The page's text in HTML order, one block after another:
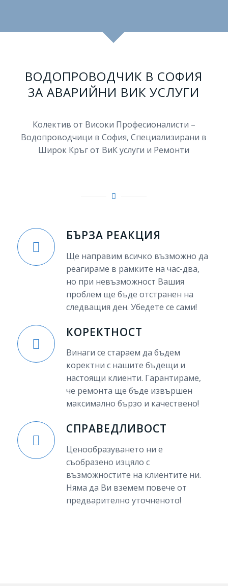
ВОДОПРОВОДЧИК В СОФИЯ
ЗА АВАРИЙНИ ВИК УСЛУГИ
Колектив от Високи Професионалисти –
Водопроводчици в София, Специализирани в
Широк Кръг от ВиК услуги и Ремонти
БЪРЗА РЕАКЦИЯ
Ще направим всичко възможно да
реагираме в рамките на час-два,
но при невъзможност Вашия
проблем ще бъде отстранен на
следващия ден. Убедете се сами!
КОРЕКТНОСТ
Винаги се стараем да бъдем
коректни с нашите бъдещи и
настоящи клиенти. Гарантираме,
че ремонта ще бъде извършен
максимално бързо и качествено!
СПРАВЕДЛИВОСТ
Ценообразуването ни е
съобразено изцяло с
възможностите на клиентите ни.
Няма да Ви вземем повече от
предварително уточненото!